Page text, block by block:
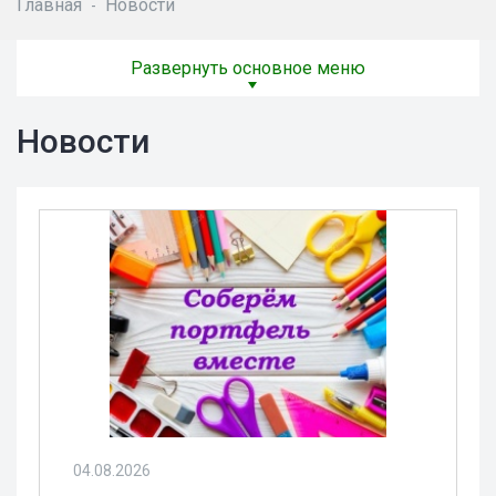
Главная - Новости
Развернуть основное меню
Новости
04.08.2026